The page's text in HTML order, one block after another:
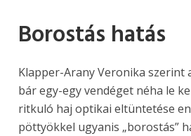
Borostás hatás
Klapper-Arany Veronika szerint
bár egy-egy vendéget néha le
ritkuló haj optikai eltüntetése
pöttyökkel ugyanis „borostás”